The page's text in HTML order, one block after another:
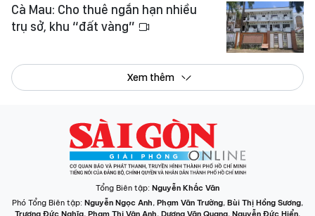
Cà Mau: Cho thuê ngắn hạn nhiều
trụ sở, khu “đất vàng”
Xem thêm
Tổng Biên tập: Nguyễn Khắc Văn
Phó Tổng Biên tập: Nguyễn Ngọc Anh, Phạm Văn Trường, Bùi Thị Hồng Sương,
Trương Đức Nghĩa, Phạm Thị Vân Anh, Dương Văn Quang, Nguyễn Đức Hiển,